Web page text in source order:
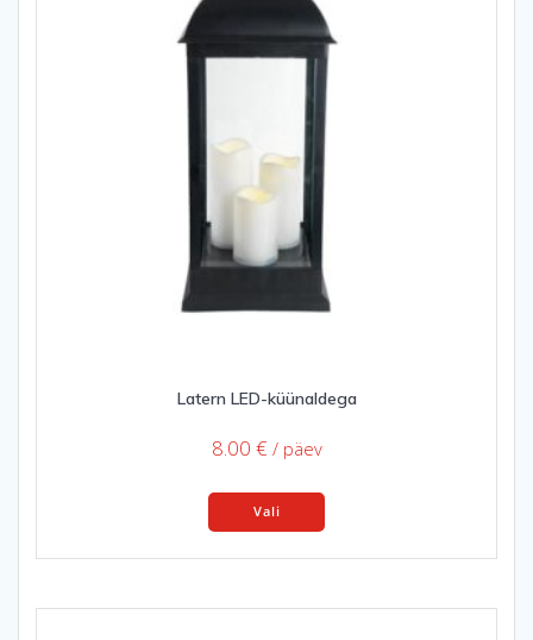
Latern LED-küünaldega
8.00 € / päev
Vali
This
multiple
The